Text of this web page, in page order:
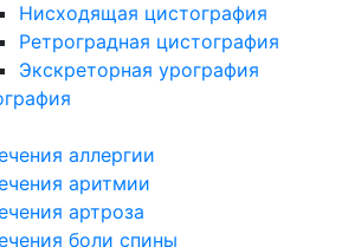
Нисходящая цистография
Ретроградная цистография
Экскреторная урография
аллергии
аритмии
артроза
боли спины